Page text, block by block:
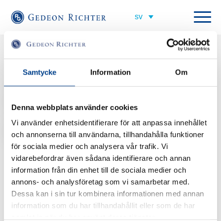
Samtycke Information Om
Denna webbplats använder cookies
Vi använder enhetsidentifierare för att anpassa innehållet
och annonserna till användarna, tillhandahålla funktioner
för sociala medier och analysera vår trafik. Vi
vidarebefordrar även sådana identifierare och annan
information från din enhet till de sociala medier och
annons- och analysföretag som vi samarbetar med.
Dessa kan i sin tur kombinera informationen med annan
information som du har tillhandahållit eller som de har
Field Market Access Manager
+46 725 52 74 73
Kort om Ingrid
Ingrid är Field Market Access Manager i Norden. Det innebär att hon
arbetar med hälsoekonomi och subventionsansökningar i Norden.
Ingrid är apotekare i grunden och har arbetat inom läkemedelsindustrin
sedan 2007. I början arbetade Ingrid som Key Account Manager med de